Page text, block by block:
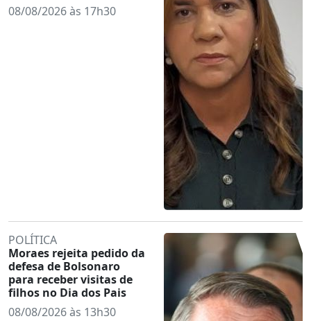
08/08/2026 às 17h30
POLÍTICA
Moraes rejeita pedido da
defesa de Bolsonaro
para receber visitas de
filhos no Dia dos Pais
08/08/2026 às 13h30